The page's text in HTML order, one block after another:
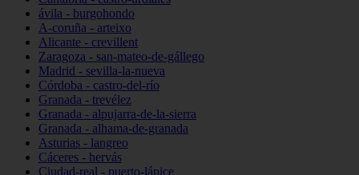
ávila - burgohondo
A-coruña - arteixo
Alicante - crevillent
Zaragoza - san-mateo-de-gállego
Madrid - sevilla-la-nueva
Córdoba - castro-del-río
Granada - trevélez
Granada - alpujarra-de-la-sierra
Granada - alhama-de-granada
Asturias - langreo
Cáceres - hervás
Ciudad-real - puerto-lápice